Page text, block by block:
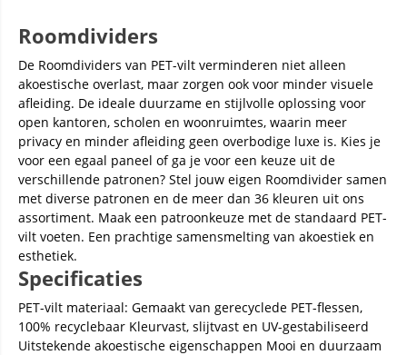
Roomdividers
De Roomdividers van PET-vilt verminderen niet alleen
akoestische overlast, maar zorgen ook voor minder visuele
afleiding. De ideale duurzame en stijlvolle oplossing voor
open kantoren, scholen en woonruimtes, waarin meer
privacy en minder afleiding geen overbodige luxe is. Kies je
voor een egaal paneel of ga je voor een keuze uit de
verschillende patronen? Stel jouw eigen Roomdivider samen
met diverse patronen en de meer dan 36 kleuren uit ons
assortiment. Maak een patroonkeuze met de standaard PET-
vilt voeten. Een prachtige samensmelting van akoestiek en
esthetiek.
Specificaties
PET-vilt materiaal: Gemaakt van gerecyclede PET-flessen,
100% recyclebaar Kleurvast, slijtvast en UV-gestabiliseerd
Uitstekende akoestische eigenschappen Mooi en duurzaam